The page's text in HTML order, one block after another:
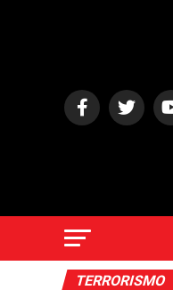
TERRORISMO